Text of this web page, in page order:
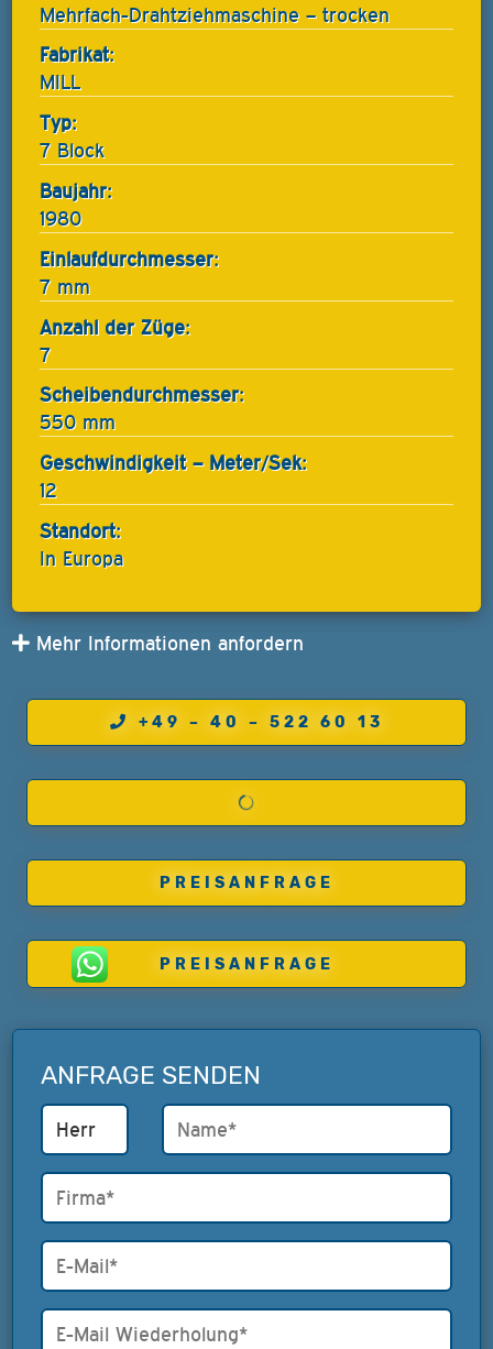
Mehrfach-Drahtziehmaschine – trocken
Fabrikat:
MILL
Typ:
7 Block
Baujahr:
1980
Einlaufdurchmesser:
7 mm
Anzahl der Züge:
7
Scheibendurchmesser:
550 mm
Geschwindigkeit – Meter/Sek:
12
Standort:
In Europa
Mehr Informationen anfordern
+49 – 40 – 522 60 13
PREISANFRAGE
PREISANFRAGE
ANFRAGE SENDEN